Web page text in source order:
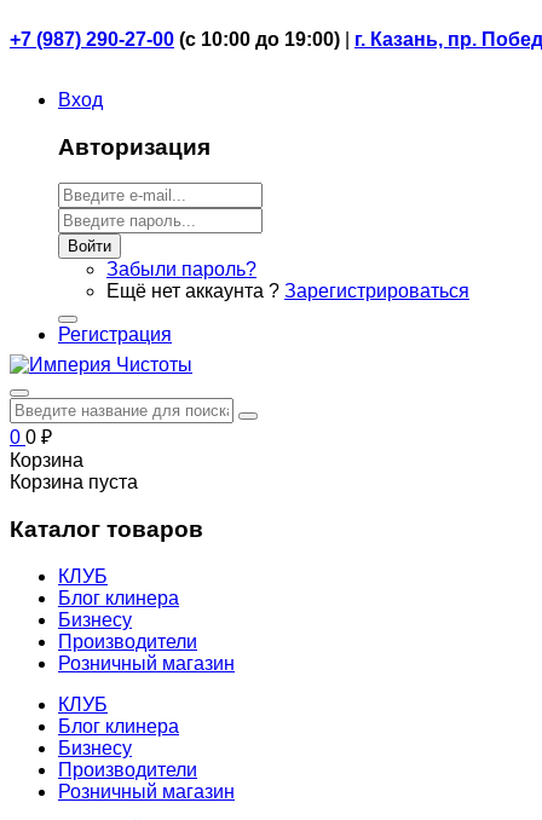
+7 (987) 290-27-00 (с 10:00 до 19:00) г. Казань, пр.
Вход
Авторизация
Войти
Забыли пароль?
Ещё нет аккаунта ? Зарегистрироваться
Регистрация
0 0 ₽
Корзина
Корзина пуста
Каталог товаров
КЛУБ
Блог клинера
Бизнесу
Производители
Розничный магазин
КЛУБ
Блог клинера
Бизнесу
Производители
Розничный магазин